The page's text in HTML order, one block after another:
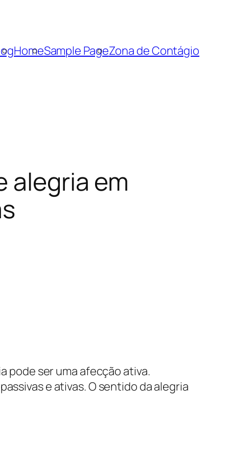
HomeSample PageZona de Contágio
alegria em
pode ser uma afecção ativa.
e ativas. O sentido da alegria